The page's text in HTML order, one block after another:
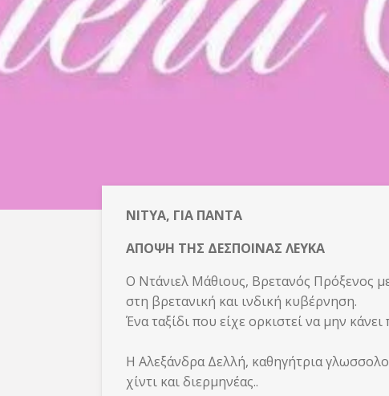
NITYA, ΓΙΑ ΠΑΝΤΑ
ΑΠΟΨΗ ΤΗΣ ΔΕΣΠΟΙΝΑΣ ΛΕΥΚΑ
Ο Ντάνιελ Μάθιους, Βρετανός Πρόξενος
στη βρετανική και ινδική κυβέρνηση.
Ένα ταξίδι που είχε ορκιστεί να μην
Η Αλεξάνδρα Δελλή, καθηγήτρια
χίντι και διερμηνέας..